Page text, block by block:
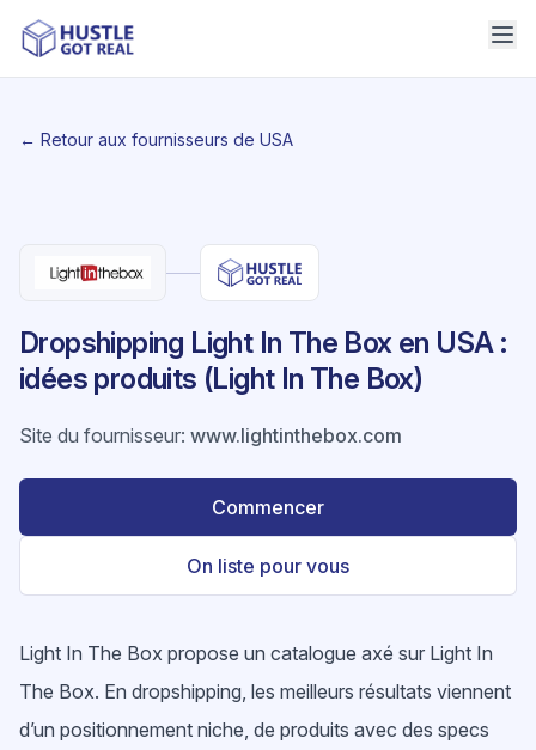
← Retour aux fournisseurs de USA
Dropshipping Light In The Box en USA :
idées produits (Light In The Box)
Site du fournisseur: www.lightinthebox.com
Commencer
On liste pour vous
Light In The Box propose un catalogue axé sur Light In
The Box. En dropshipping, les meilleurs résultats viennent
d’un positionnement niche, de produits avec des specs